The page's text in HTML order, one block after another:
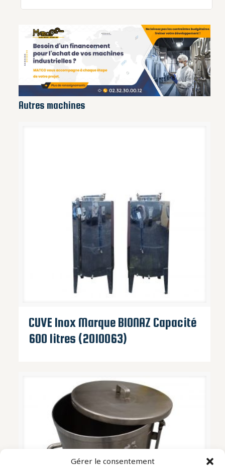
Gérer le consentement
Autres machines
CUVE Inox Marque BIONAZ Capacité
600 litres (2010063)